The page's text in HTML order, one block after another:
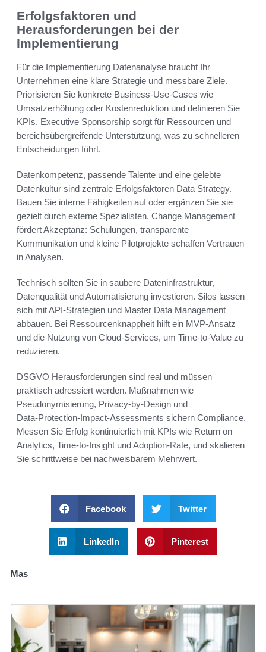
Erfolgsfaktoren und
Herausforderungen bei der
Implementierung
Für die Implementierung Datenanalyse braucht Ihr
Unternehmen eine klare Strategie und messbare Ziele.
Priorisieren Sie konkrete Business‑Use‑Cases wie
Umsatzerhöhung oder Kostenreduktion und definieren Sie
KPIs. Executive Sponsorship sorgt für Ressourcen und
bereichsübergreifende Unterstützung, was zu schnelleren
Entscheidungen führt.
Datenkompetenz, passende Talente und eine gelebte
Datenkultur sind zentrale Erfolgsfaktoren Data Strategy.
Bauen Sie interne Fähigkeiten auf oder ergänzen Sie sie
gezielt durch externe Spezialisten. Change Management
fördert Akzeptanz: Schulungen, transparente
Kommunikation und kleine Pilotprojekte schaffen Vertrauen
in Analysen.
Technisch sollten Sie in saubere Dateninfrastruktur,
Datenqualität und Automatisierung investieren. Silos lassen
sich mit API‑Strategien und Master Data Management
abbauen. Bei Ressourcenknappheit hilft ein MVP‑Ansatz
und die Nutzung von Cloud‑Services, um Time‑to‑Value zu
reduzieren.
DSGVO Herausforderungen sind real und müssen
praktisch adressiert werden. Maßnahmen wie
Pseudonymisierung, Privacy‑by‑Design und
Data‑Protection‑Impact‑Assessments sichern Compliance.
Messen Sie Erfolg kontinuierlich mit KPIs wie Return on
Analytics, Time‑to‑Insight und Adoption‑Rate, und skalieren
Sie schrittweise bei nachweisbarem Mehrwert.
Facebook Twitter
LinkedIn Pinterest
Mas